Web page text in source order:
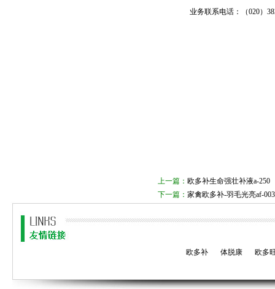
业务联系电话：（020）
上一篇： 欧多补生命强壮补液a-250
下一篇： 家禽欧多补-羽毛光亮af-003
欧多补 体脱康 欧多